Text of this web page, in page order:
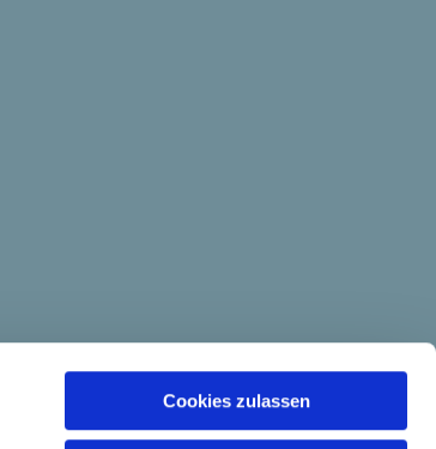
Cookies zulassen